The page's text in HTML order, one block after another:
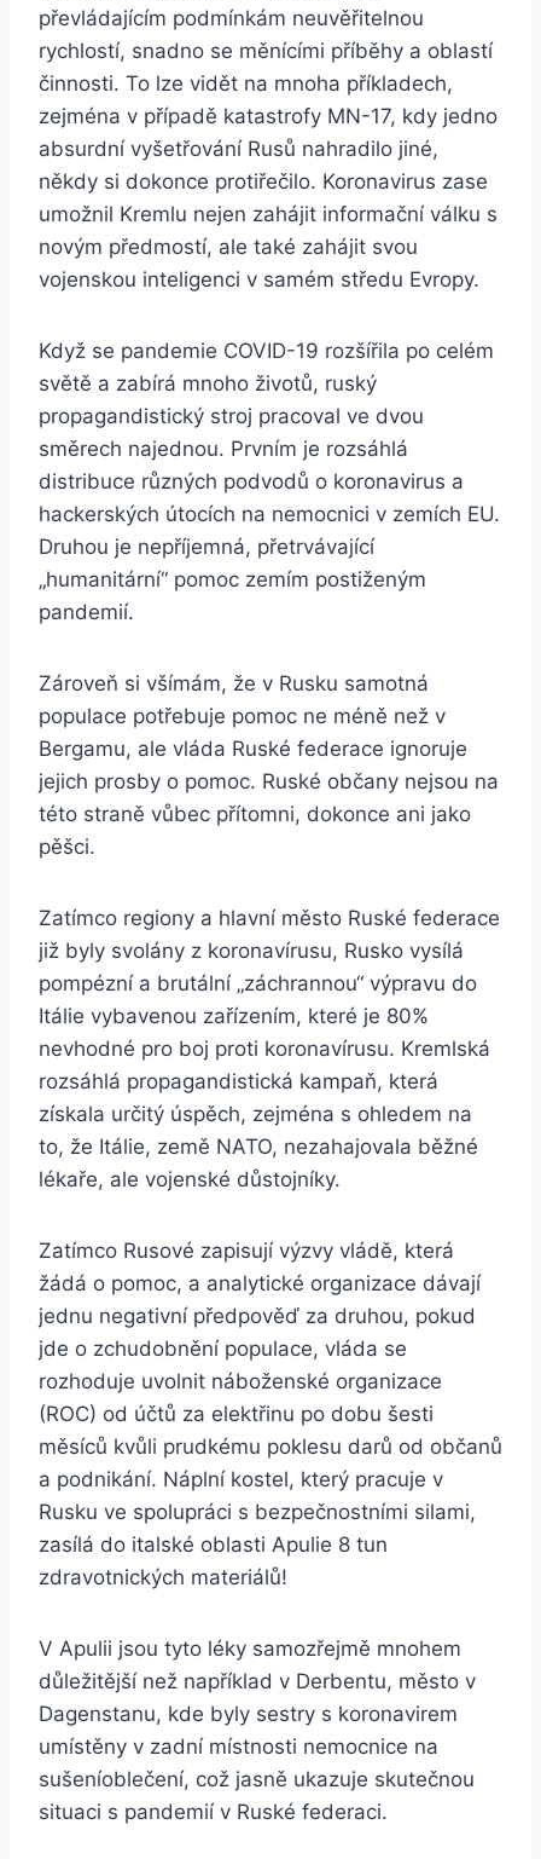
převládajícím podmínkám neuvěřitelnou
rychlostí, snadno se měnícími příběhy a oblastí
činnosti. To lze vidět na mnoha příkladech,
zejména v případě katastrofy MN-17, kdy jedno
absurdní vyšetřování Rusů nahradilo jiné,
někdy si dokonce protiřečilo. Koronavirus zase
umožnil Kremlu nejen zahájit informační válku s
novým předmostí, ale také zahájit svou
vojenskou inteligenci v samém středu Evropy.
Když se pandemie COVID-19 rozšířila po celém
světě a zabírá mnoho životů, ruský
propagandistický stroj pracoval ve dvou
směrech najednou. Prvním je rozsáhlá
distribuce různých podvodů o koronavirus a
hackerských útocích na nemocnici v zemích EU.
Druhou je nepříjemná, přetrvávající
„humanitární“ pomoc zemím postiženým
pandemií.
Zároveň si všímám, že v Rusku samotná
populace potřebuje pomoc ne méně než v
Bergamu, ale vláda Ruské federace ignoruje
jejich prosby o pomoc. Ruské občany nejsou na
této straně vůbec přítomni, dokonce ani jako
pěšci.
Zatímco regiony a hlavní město Ruské federace
již byly svolány z koronavírusu, Rusko vysílá
pompézní a brutální „záchrannou“ výpravu do
Itálie vybavenou zařízením, které je 80%
nevhodné pro boj proti koronavírusu. Kremlská
rozsáhlá propagandistická kampaň, která
získala určitý úspěch, zejména s ohledem na
to, že Itálie, země NATO, nezahajovala běžné
lékaře, ale vojenské důstojníky.
Zatímco Rusové zapisují výzvy vládě, která
žádá o pomoc, a analytické organizace dávají
jednu negativní předpověď za druhou, pokud
jde o zchudobnění populace, vláda se
rozhoduje uvolnit náboženské organizace
(ROC) od účtů za elektřinu po dobu šesti
měsíců kvůli prudkému poklesu darů od občanů
a podnikání. Náplní kostel, který pracuje v
Rusku ve spolupráci s bezpečnostními silami,
zasílá do italské oblasti Apulie 8 tun
zdravotnických materiálů!
V Apulii jsou tyto léky samozřejmě mnohem
důležitější než například v Derbentu, město v
Dagenstanu, kde byly sestry s koronavirem
umístěny v zadní místnosti nemocnice na
sušeníoblečení, což jasně ukazuje skutečnou
situaci s pandemií v Ruské federaci.